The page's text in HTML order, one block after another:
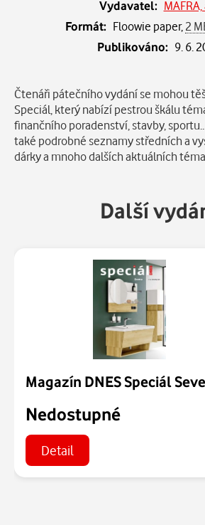
Vydavatel: MAFRA,
Formát: Floowie paper, 2
Publikováno: 9. 6.
Popis
Čtenáři pátečního vydání se mohou
Speciál, který nabízí pestrou škálu
finančního poradenství, stavby,
také podrobné seznamy středních a
dárky a mnoho dalších aktuálních
Další
Nedostupné
Detail